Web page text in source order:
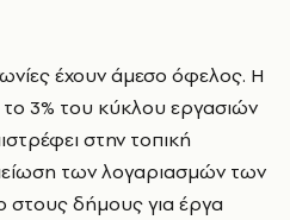
έχουν άμεσο όφελος. Η
το 3% του κύκλου εργασιών
στην τοπική
των λογαριασμών των
στους δήμους για έργα